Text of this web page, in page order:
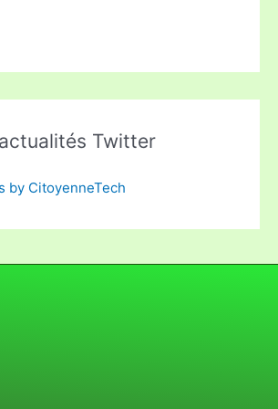
Twitter
by CitoyenneTech